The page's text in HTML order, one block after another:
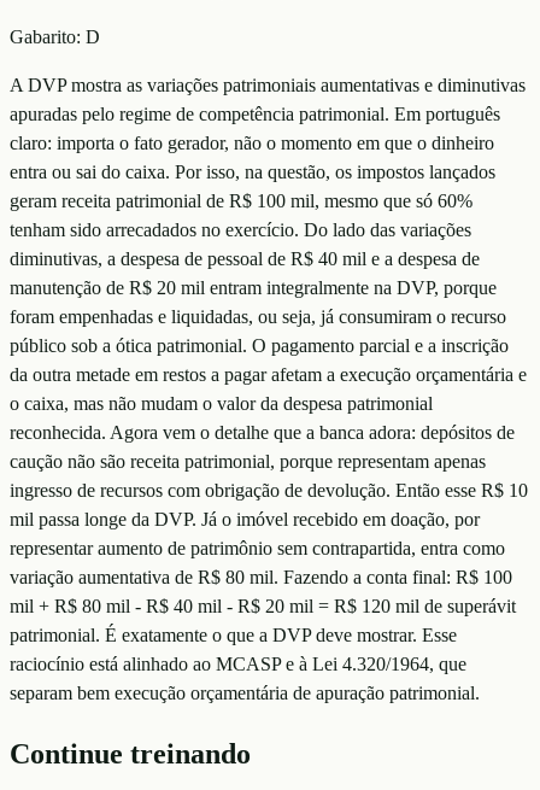
Gabarito: D
A DVP mostra as variações patrimoniais aumentativas e diminutivas
apuradas pelo regime de competência patrimonial. Em português
claro: importa o fato gerador, não o momento em que o dinheiro
entra ou sai do caixa. Por isso, na questão, os impostos lançados
geram receita patrimonial de R$ 100 mil, mesmo que só 60%
tenham sido arrecadados no exercício. Do lado das variações
diminutivas, a despesa de pessoal de R$ 40 mil e a despesa de
manutenção de R$ 20 mil entram integralmente na DVP, porque
foram empenhadas e liquidadas, ou seja, já consumiram o recurso
público sob a ótica patrimonial. O pagamento parcial e a inscrição
da outra metade em restos a pagar afetam a execução orçamentária e
o caixa, mas não mudam o valor da despesa patrimonial
reconhecida. Agora vem o detalhe que a banca adora: depósitos de
caução não são receita patrimonial, porque representam apenas
ingresso de recursos com obrigação de devolução. Então esse R$ 10
mil passa longe da DVP. Já o imóvel recebido em doação, por
representar aumento de patrimônio sem contrapartida, entra como
variação aumentativa de R$ 80 mil. Fazendo a conta final: R$ 100
mil + R$ 80 mil - R$ 40 mil - R$ 20 mil = R$ 120 mil de superávit
patrimonial. É exatamente o que a DVP deve mostrar. Esse
raciocínio está alinhado ao MCASP e à Lei 4.320/1964, que
separam bem execução orçamentária de apuração patrimonial.
Continue treinando